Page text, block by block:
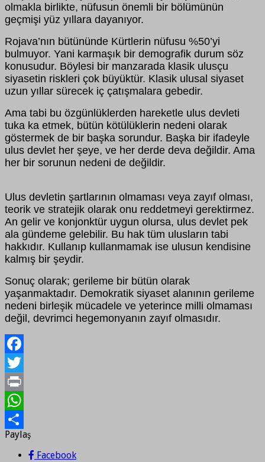
olmakla birlikte, nüfusun önemli bir bölümünün
geçmişi yüz yıllara dayanıyor.
Rojava’nın bütününde Kürtlerin nüfusu %50’yi
bulmuyor. Yani karmaşık bir demografik durum söz
konusudur. Böylesi bir manzarada klasik ulusçu
siyasetin riskleri çok büyüktür. Klasik ulusal siyaset
uzun yıllar sürecek iç çatışmalara gebedir.
Ama tabi bu özgünlüklerden hareketle ulus devleti
tuka ka etmek, bütün kötülüklerin nedeni olarak
göstermek de bir başka sorundur. Başka bir ifadeyle
ulus devlet her şeye, ve her derde deva değildir. Ama
her bir sorunun nedeni de değildir.
Ulus devletin şartlarının olmaması veya zayıf olması,
teorik ve stratejik olarak onu reddetmeyi gerektirmez.
An gelir ve konjonktür uygun olursa, ulus devlet pek
ala gündeme gelebilir. Bu hak tüm ulusların tabi
hakkıdır. Kullanıp kullanmamak ise ulusun kendisine
kalmış bir şeydir.
Sonuç olarak; gerileme bir bütün olarak
yaşanmaktadır. Demokratik siyaset alanının gerileme
nedeni birleşik mücadele ve yeterince milli olmaması
değil, devrimci hegemonyanın zayıf olmasıdır.
Facebook
Twitter
Print
WhatsApp
Paylaş
Paylaş
Facebook